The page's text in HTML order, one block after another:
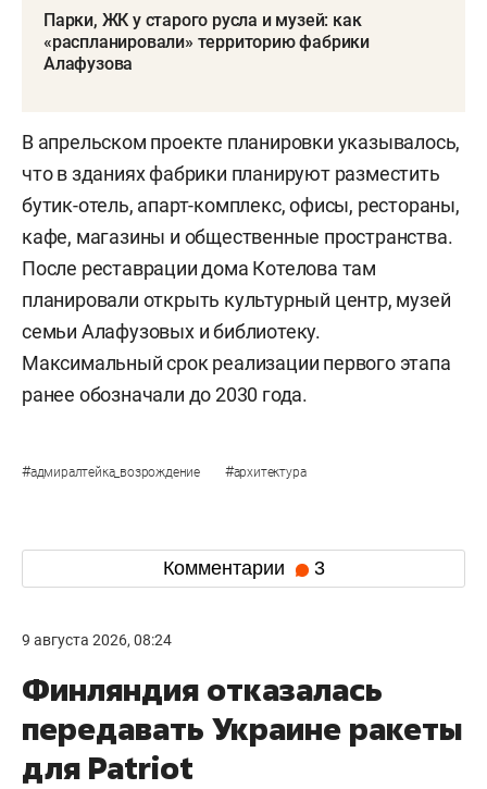
Парки, ЖК у старого русла и музей: как
«распланировали» территорию фабрики
Алафузова
В апрельском проекте планировки указывалось,
что в зданиях фабрики планируют разместить
бутик-отель, апарт-комплекс, офисы, рестораны,
кафе, магазины и общественные пространства.
После реставрации дома Котелова там
планировали открыть культурный центр, музей
семьи Алафузовых и библиотеку.
Максимальный срок реализации первого этапа
ранее обозначали до 2030 года.
#адмиралтейка_возрождение #архитектура
Комментарии 3
9 августа 2026, 08:24
Финляндия отказалась
передавать Украине ракеты
для Patriot